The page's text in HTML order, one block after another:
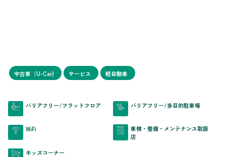
中古車（U-Car) サービス 軽自動車
バリアフリー/フラットフロア バリアフリー/多目的駐車場
WiFi
車検・整備・メンテナンス取扱
店
キッズコーナー